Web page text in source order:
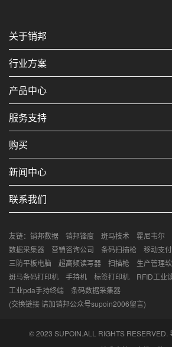
关于销邦
行业方案
产品中心
服务支持
购买
新闻中心
联系我们
友链： 销邦数据 销邦锋度 斑马技术 霍尼韦尔
数据采集器
营销咨询公司 条码扫描枪 移动支
三防平板电脑
超高频读写器 扫描枪 生产管理
斑马条码打印机
手持机 标签打印机
RFID工业
工业pda手持终端
条码数据采集器
(交换链接 请加销邦公众号supoin2006留言)
© 2023 SUPOIN.ALL RIGHTS RESERVED.